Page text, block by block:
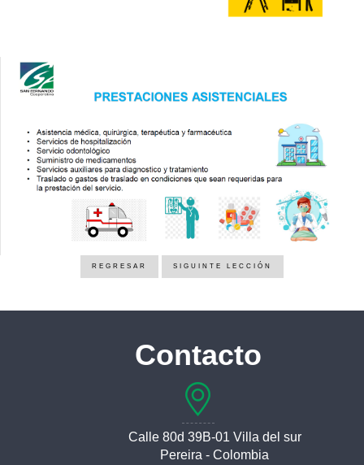
REGRESAR SIGUINTE LECCIÓN
Contacto
Calle 80d 39B-01 Villa del sur
Pereira - Colombia